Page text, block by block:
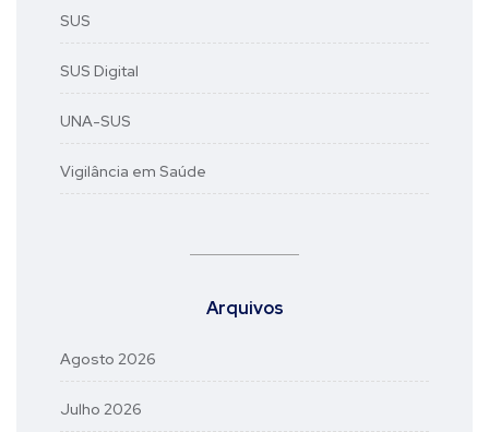
SUS
SUS Digital
UNA-SUS
Vigilância em Saúde
Arquivos
Agosto 2026
Julho 2026